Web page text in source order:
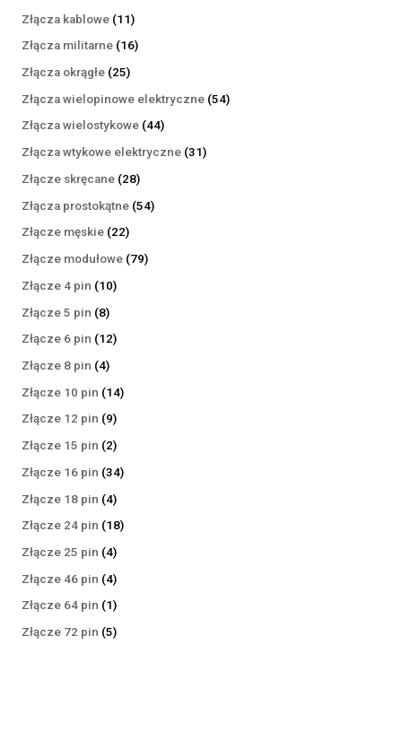
Złącza kablowe 1111
produktów
Złącza militarne 1616
Złącza okrągłe 2525
produktów
Złącza wielopinowe elektryczne 5454
Złącza wielostykowe 4444
produkty
Złącza wtykowe elektryczne 3131
Złącze skręcane 2828
produktów
Złącza prostokątne 5454
Złącze męskie 2222
produkty
Złącze modułowe 7979
Złącze 4 pin 1010
Złącze 5 pin 88
produktów
Złącze 6 pin 1212
Złącze 8 pin 44
produkty
Złącze 10 pin 1414
Złącze 12 pin 99
produktów
Złącze 15 pin 22
produkty
Złącze 16 pin 3434
Złącze 18 pin 44
produkty
Złącze 24 pin 1818
Złącze 25 pin 44
produkty
Złącze 46 pin 44
produkty
Złącze 64 pin 11
produkt
Złącze 72 pin 55